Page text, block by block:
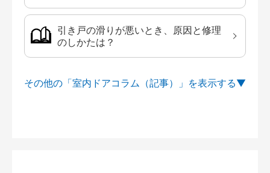
引き戸の滑りが悪いとき、原因と修理
のしかたは？
その他の「室内ドアコラム（記事）」を